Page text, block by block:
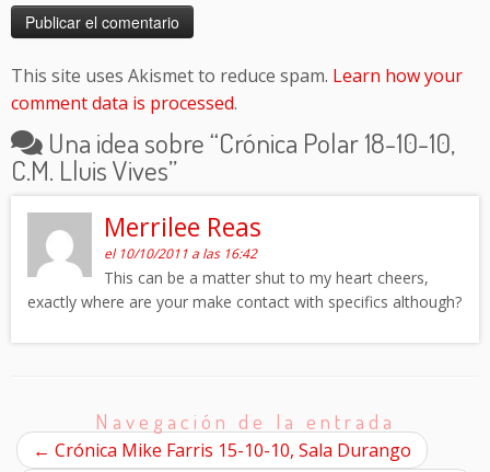
This site uses Akismet to reduce spam. Learn how your
comment data is processed.
Una idea sobre “Crónica Polar 18-10-10,
C.M. Lluis Vives”
Merrilee Reas
el 10/10/2011 a las 16:42
This can be a matter shut to my heart cheers,
exactly where are your make contact with specifics although?
Navegación de la entrada
← Crónica Mike Farris 15-10-10, Sala Durango